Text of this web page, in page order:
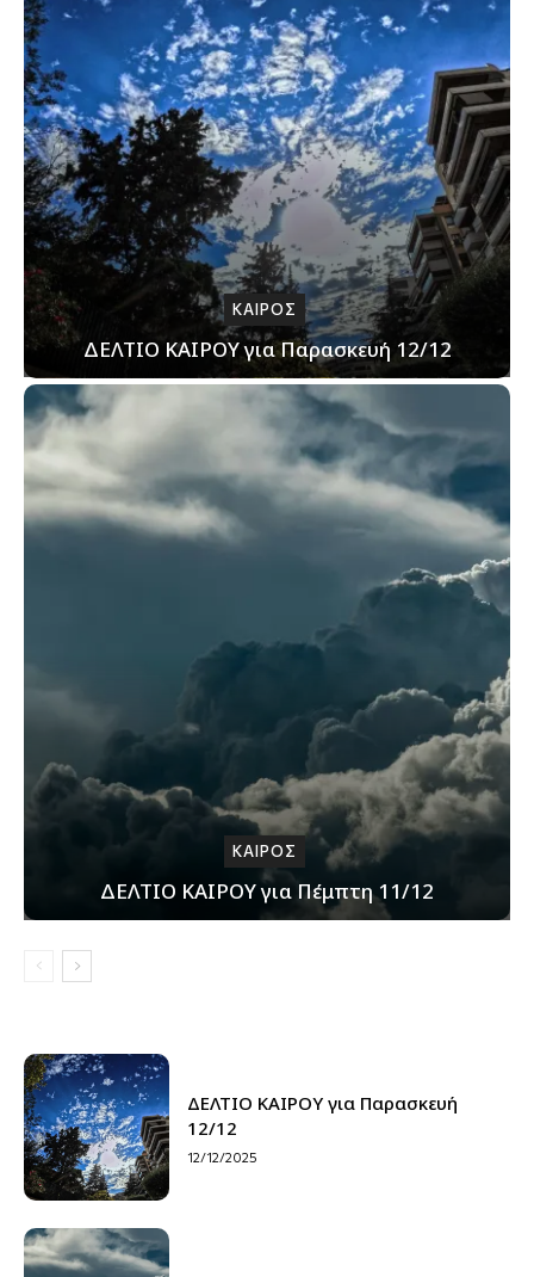
ΚΑΙΡΟΣ
ΔΕΛΤΙΟ ΚΑΙΡΟΥ για Παρασκευή 12/12
ΚΑΙΡΟΣ
ΔΕΛΤΙΟ ΚΑΙΡΟΥ για Πέμπτη 11/12
ΔΕΛΤΙΟ ΚΑΙΡΟΥ για Παρασκευή
12/12
12/12/2025